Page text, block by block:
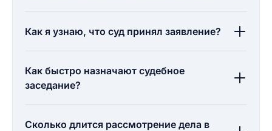
Как я узнаю, что суд принял заявление?
Как быстро назначают судебное
заседание?
Сколько длится рассмотрение дела в